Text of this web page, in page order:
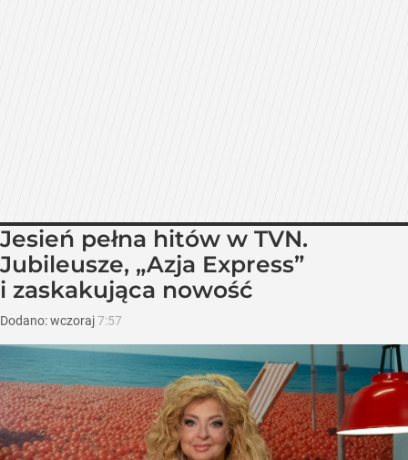
Jesień pełna hitów w TVN.
Jubileusze, „Azja Express”
i zaskakująca nowość
Dodano:wczoraj7:57